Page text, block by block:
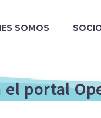
SOMOS
portal